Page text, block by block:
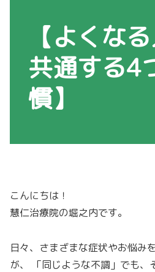
【よくなる
共通する4
慣】
こんにちは！
慧仁治療院の堀之内です。
日々、さまざまな症状やお悩み
が、 「同じような不調」でも、